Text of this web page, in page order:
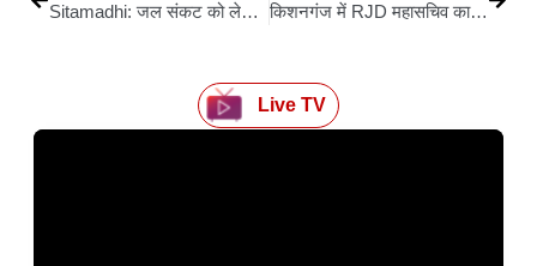
Sitamadhi: जल संकट को लेकर बाजपट्टी विधायक का आमरण आसन, नीतीश सरकार पर जमकर निशाना किशनगंज में RJD महासचिव का पलटवार : कहा- बिहार की अवाम प्रशांत किशोर को कर देगी ‘मुरछित’
Live TV